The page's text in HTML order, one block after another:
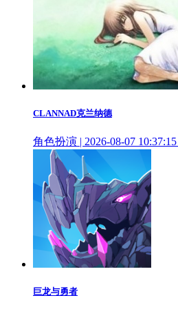
CLANNAD克兰纳德
角色扮演 | 2026-08-07 10:37:15
巨龙与勇者